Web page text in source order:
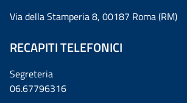
Via della Stamperia 8, 00187 Roma (RM)
RECAPITI TELEFONICI
Segreteria
06.67796316